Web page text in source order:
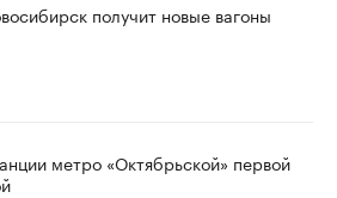
получит новые вагоны
метро «Октябрьской» первой